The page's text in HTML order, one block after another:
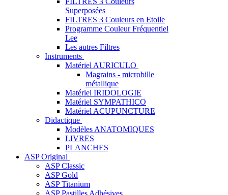
Superposées
FILTRES 3 Couleurs en Etoile
Programme Couleur Fréquentiel
Lee
Les autres Filtres
Instruments
Matériel AURICULO
Magrains - microbille
métallique
Matériel IRIDOLOGIE
Matériel SYMPATHICO
Matériel ACUPUNCTURE
Didactique
Modèles ANATOMIQUES
LIVRES
PLANCHES
ASP Original
ASP Classic
ASP Gold
ASP Titanium
ASP Pastilles Adhésives